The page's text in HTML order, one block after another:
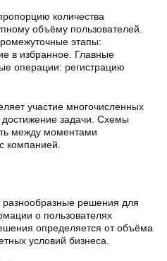
количества
объёму пользователей.
этапы:
в избранное. Главные
операции: регистрацию
участие многочисленных
задачи. Схемы
между моментами
компанией.
разнообразные решения для
о пользователях
определяется от объёма
условий бизнеса.